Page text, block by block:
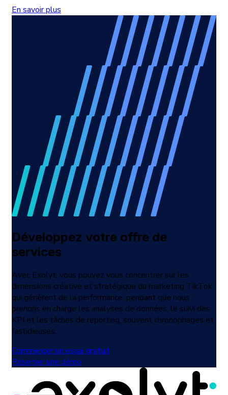
En savoir plus
Développez votre offre de
services
Avec Exolyt, vous pouvez vous concentrer sur les
dimensions créative et stratégique du marketing TikTok
qui génèrent de la performance, pendant que nous
prenons en charge les analyses de données, le suivi des
KPI et les tâches de reporting, souvent chronophages et
fastidieuses.
Commencer un essai gratuit
Réserver une démo